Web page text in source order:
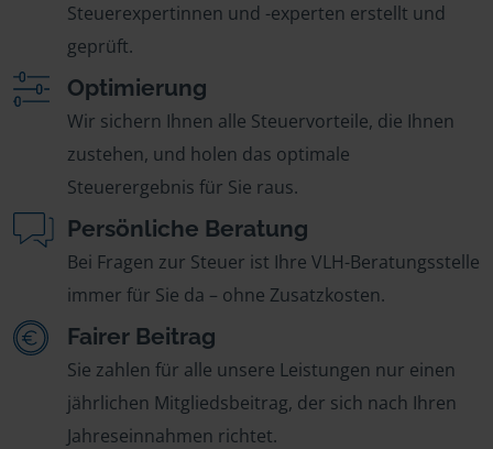
Steuerexpertinnen und -experten erstellt und
geprüft.
Optimierung
Wir sichern Ihnen alle Steuervorteile, die Ihnen
zustehen, und holen das optimale
Steuerergebnis für Sie raus.
Persönliche Beratung
Bei Fragen zur Steuer ist Ihre VLH-Beratungsstelle
immer für Sie da – ohne Zusatzkosten.
Fairer Beitrag
Sie zahlen für alle unsere Leistungen nur einen
jährlichen Mitgliedsbeitrag, der sich nach Ihren
Jahreseinnahmen richtet.